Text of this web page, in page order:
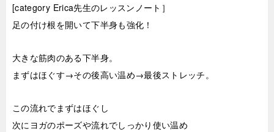
[category Erica先生のレッスンノート］
足の付け根を開いて下半身も強化！
大きな筋肉のある下半身。
まずはほぐす→その後高い温め→最後ストレッチ。
この流れでまずはほぐし
次にヨガのポーズや流れでしっかり使い温め